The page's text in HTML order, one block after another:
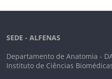
SEDE - ALFENAS
Departamento de Anatomia -
Instituto de Ciências